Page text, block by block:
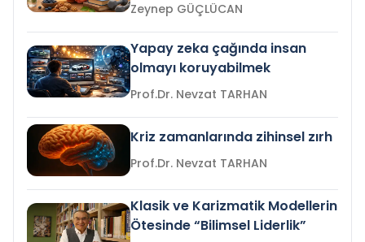
Zeynep GÜÇLÜCAN
Yapay zeka çağında insan
olmayı koruyabilmek
Prof.Dr. Nevzat TARHAN
Kriz zamanlarında zihinsel zırh
Prof.Dr. Nevzat TARHAN
Klasik ve Karizmatik Modellerin
Ötesinde “Bilimsel Liderlik”